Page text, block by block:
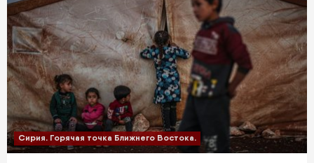
Сирия. Горячая точка Ближнего Востока.